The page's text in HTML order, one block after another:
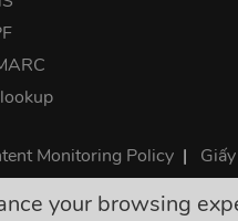
Monitoring Policy |
your browsing